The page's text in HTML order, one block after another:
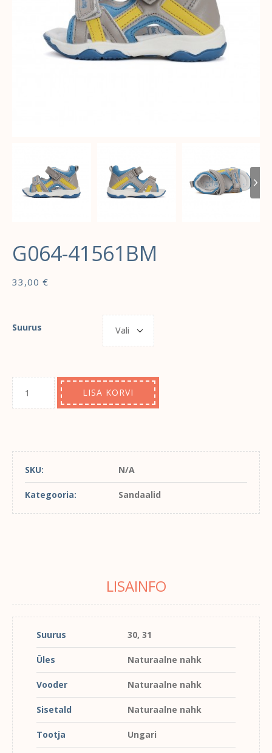
G064-41561BM
33,00 €
Suurus
LISA KORVI
SKU: N/A
Kategooria: Sandaalid
LISAINFO
Suurus 30, 31
Üles Naturaalne nahk
Vooder Naturaalne nahk
Sisetald Naturaalne nahk
Tootja Ungari